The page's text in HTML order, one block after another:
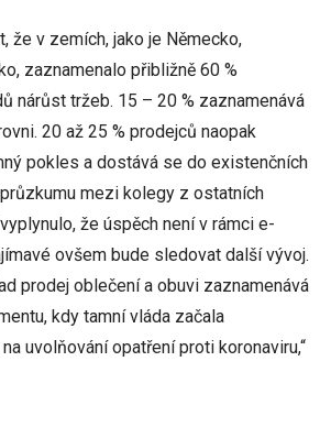
že v zemích, jako je Německo,
zaznamenalo přibližně 60 %
nárůst tržeb. 15 – 20 % zaznamenává
20 až 25 % prodejců naopak
pokles a dostává se do existenčních
mezi kolegy z ostatních
že úspěch není v rámci e-
ovšem bude sledovat další vývoj.
prodej oblečení a obuvi zaznamenává
kdy tamní vláda začala
uvolňování opatření proti koronaviru,“